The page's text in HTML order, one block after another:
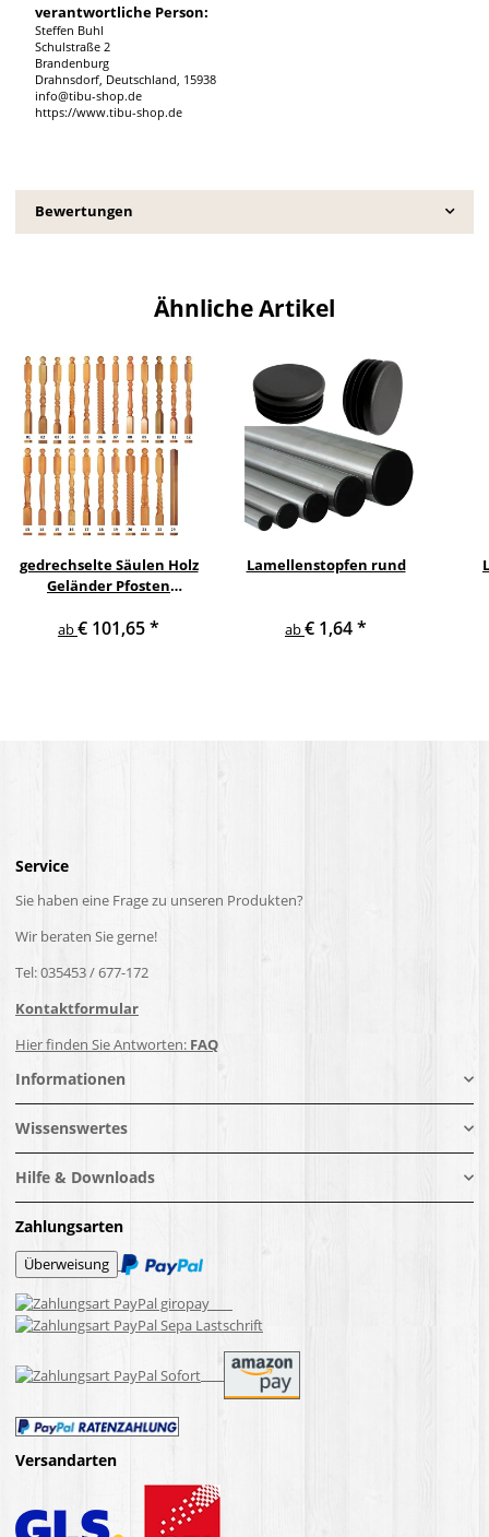
verantwortliche Person:
Steffen Buhl
Schulstraße 2
Brandenburg
Drahnsdorf, Deutschland, 15938
info@tibu-shop.de
https://www.tibu-shop.de
Bewertungen
Ähnliche Artikel
gedrechselte Säulen Holz
Geländer Pfosten
Holzpfosten Holzsäulen
ab€ 101,65*
Lamellenstopfen rund
ab€ 1,64*
Service
Sie haben eine Frage zu unseren Produkten?
Wir beraten Sie gerne!
Tel: 035453 / 677-172
Kontaktformular
Hier finden Sie Antworten: FAQ
Informationen
Wissenswertes
Hilfe & Downloads
Zahlungsarten
Versandarten